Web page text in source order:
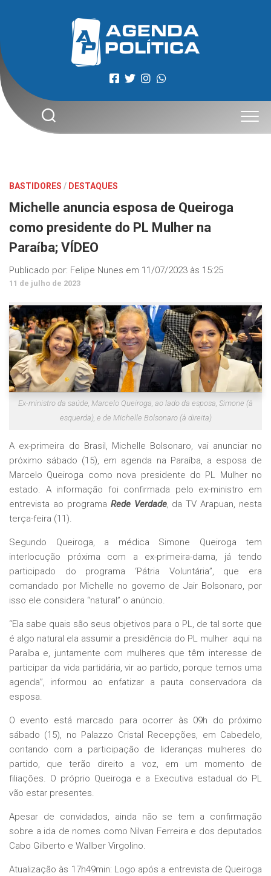
BASTIDORES / DESTAQUES
Michelle anuncia esposa de Queiroga
como presidente do PL Mulher na
Paraíba; VÍDEO
Publicado por: Felipe Nunes em 11/07/2023 às 15:25
11 de julho de 2023
Ex-ministro da saúde, Marcelo Queiroga, ao lado da esposa, Simone (à
esquerda), e de Michelle Bolsonaro (à direita)
A ex-primeira do Brasil, Michelle Bolsonaro, vai anunciar no
próximo sábado (15), em agenda na Paraíba, a esposa de
Marcelo Queiroga como nova presidente do PL Mulher no
estado. A informação foi confirmada pelo ex-ministro em
entrevista ao programa Rede Verdade, da TV Arapuan, nesta
terça-feira (11).
Segundo Queiroga, a médica Simone Queiroga tem
interlocução próxima com a ex-primeira-dama, já tendo
participado do programa ‘Pátria Voluntária”, que era
comandado por Michelle no governo de Jair Bolsonaro, por
isso ele considera “natural” o anúncio.
“Ela sabe quais são seus objetivos para o PL, de tal sorte que
é algo natural ela assumir a presidência do PL mulher aqui na
Paraíba e, juntamente com mulheres que têm interesse de
participar da vida partidária, vir ao partido, porque temos uma
agenda”, informou ao enfatizar a pauta conservadora da
esposa.
O evento está marcado para ocorrer às 09h do próximo
sábado (15), no Palazzo Cristal Recepções, em Cabedelo,
contando com a participação de lideranças mulheres do
partido, que terão direito a voz, em um momento de
filiações. O próprio Queiroga e a Executiva estadual do PL
vão estar presentes.
Apesar de convidados, ainda não se tem a confirmação
sobre a ida de nomes como Nilvan Ferreira e dos deputados
Cabo Gilberto e Wallber Virgolino.
Atualização às 17h49min: Logo após a entrevista de Queiroga